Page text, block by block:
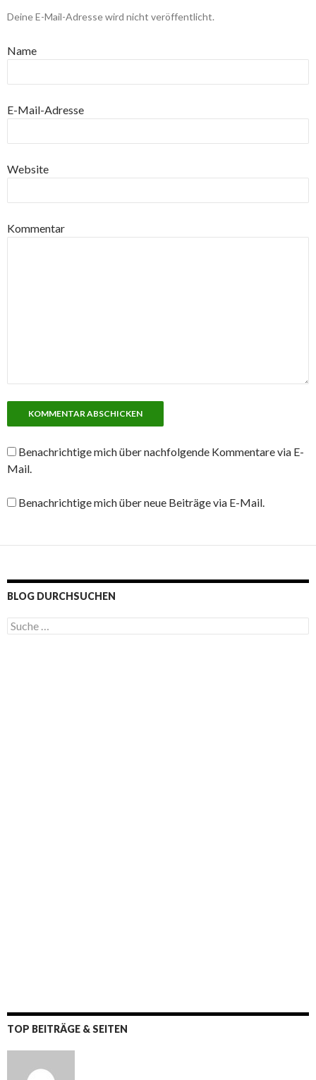
Deine E-Mail-Adresse wird nicht veröffentlicht.
Name
E-Mail-Adresse
Website
Kommentar
Benachrichtige mich über nachfolgende Kommentare via E-
Mail.
Benachrichtige mich über neue Beiträge via E-Mail.
BLOG DURCHSUCHEN
S
u
TOP BEITRÄGE & SEITEN